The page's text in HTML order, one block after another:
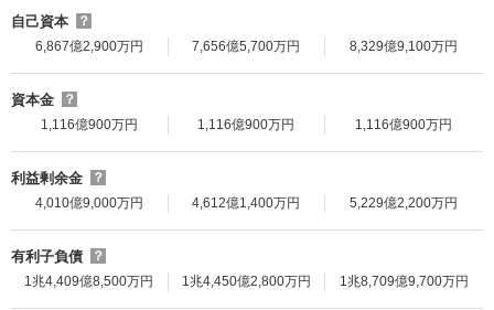
自己資本
？
6,867億2,900万円
7,656億5,700万円 8,329億9,100万円
資本金
？
1,116億900万円
1,116億900万円 1,116億900万円
利益剰余金
？
4,010億9,000万円
4,612億1,400万円 5,229億2,200万円
有利子負債
？
1兆4,409億8,500万円
1兆4,450億2,800万円 1兆8,709億9,700万円